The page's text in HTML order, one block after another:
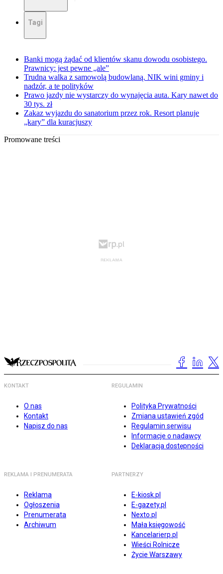
Tagi
Banki mogą żądać od klientów skanu dowodu osobistego.
Prawnicy: jest pewne „ale”
Trudna walka z samowolą budowlaną. NIK wini gminy i
nadzór, a te polityków
Prawo jazdy nie wystarczy do wynajęcia auta. Kary nawet do
30 tys. zł
Zakaz wyjazdu do sanatorium przez rok. Resort planuje
„kary” dla kuracjuszy
Promowane treści
KONTAKT
O nas
Kontakt
Napisz do nas
REGULAMIN
Polityka Prywatności
Zmiana ustawień zgód
Regulamin serwisu
Informacje o nadawcy
Deklaracja dostępności
REKLAMA I PRENUMERATA
Reklama
Ogłoszenia
Prenumerata
Archiwum
PARTNERZY
E-kiosk.pl
E-gazety.pl
Nexto.pl
Mała księgowość
Kancelarierp.pl
Wieści Rolnicze
Życie Warszawy